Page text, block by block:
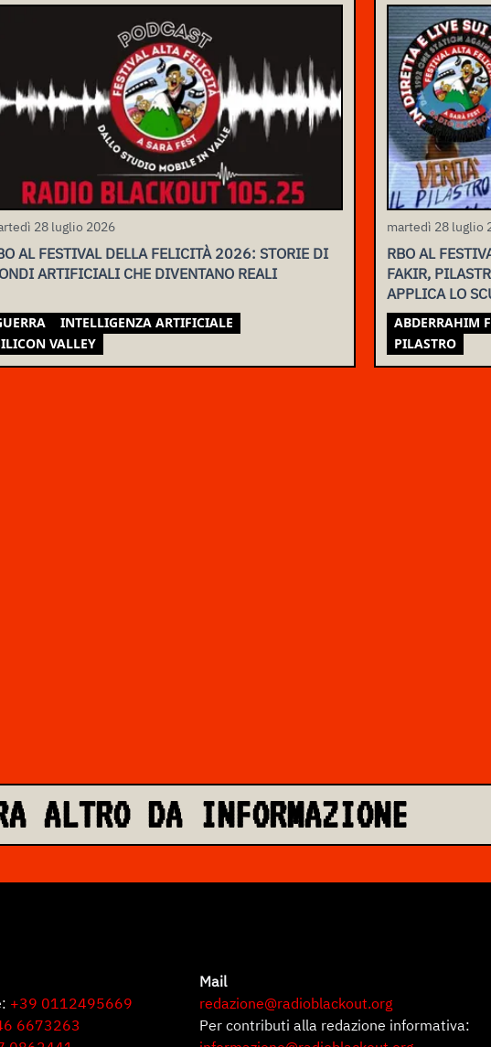
28 luglio 2026
AL FESTIVAL DELLA FELICITÀ 2026: STORIE DI
ARTIFICIALI CHE DIVENTANO REALI
INTELLIGENZA ARTIFICIALE
VALLEY
martedì 28 luglio
RBO AL
FAKIR,
APPLICA LO
ASSEMBLEA
ABDERRAHIM
PILASTRO
ALTRO DA INFORMAZIONE
+39 0112495669
6673263
Mail
redazione@radioblackout.org
Per contributi alla redazione informativa: